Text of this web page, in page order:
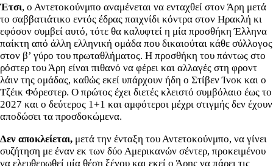
Έτσι, ο Αντετοκούνμπο αναμένεται να ενταχθεί στον Άρη μετά
το σαββατιάτικο εντός έδρας παιχνίδι κόντρα στον Ηρακλή κι
εφόσον συμβεί αυτό, τότε θα καλυφτεί η μία προσθήκη Έλληνα
παίκτη από άλλη ελληνική ομάδα που δικαιούται κάθε σύλλογος
στον β’ γύρο του πρωταθλήματος. Η προσθήκη του πάντως στο
ρόστερ του Άρη είναι πιθανό να φέρει και αλλαγές στη φροντ
λάιν της ομάδας, καθώς εκεί υπάρχουν ήδη ο Στίβεν Ίνοκ και ο
Τζέικ Φόρεστερ. Ο πρώτος έχει διετές κλειστό συμβόλαιο έως το
2027 και ο δεύτερος 1+1 και αμφότεροι μέχρι στιγμής δεν έχουν
αποδώσει τα προσδοκώμενα.
Δεν αποκλείεται, μετά την ένταξη του Αντετοκούνμπο, να γίνει
συζήτηση με έναν εκ των δύο Αμερικανών σέντερ, προκειμένου
να ελευθερωθεί μία θέση ξένου και εκεί ο Άρης να πάρει τις